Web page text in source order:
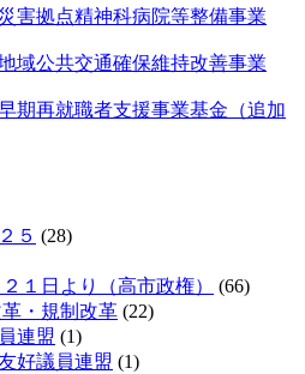
害拠点精神科病院等整備事業
域公共交通確保維持改善事業
期再就職者支援事業基金（追加
５ (28)
１日より（高市政権）
(66)
・規制改革 (22)
連盟 (1)
好議員連盟 (1)